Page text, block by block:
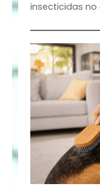
insecticidas